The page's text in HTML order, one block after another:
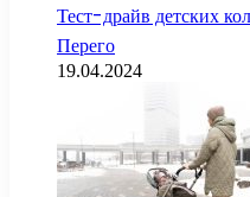
Тест-драйв детских
Перего
19.04.2024